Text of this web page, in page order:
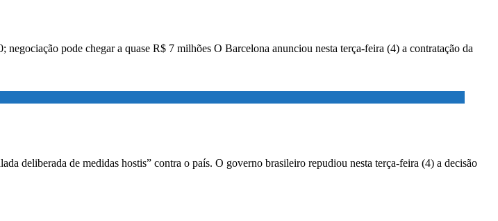
pode chegar a quase R$ 7 milhões O Barcelona anunciou nesta terça-feira (4) a contratação da
deliberada de medidas hostis” contra o país. O governo brasileiro repudiou nesta terça-feira (4) a decisão